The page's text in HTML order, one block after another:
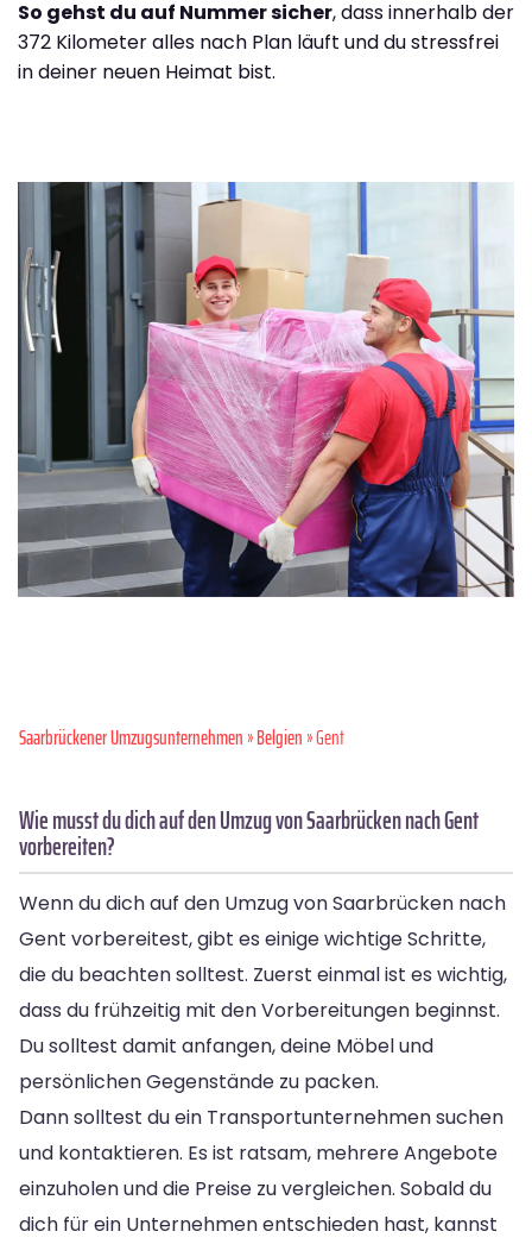
So gehst du auf Nummer sicher, dass innerhalb der
372 Kilometer alles nach Plan läuft und du stressfrei
in deiner neuen Heimat bist.
Saarbrückener Umzugsunternehmen»Belgien» Gent
Wie musst du dich auf den Umzug von Saarbrücken nach Gent
vorbereiten?
Wenn du dich auf den Umzug von Saarbrücken nach
Gent vorbereitest, gibt es einige wichtige Schritte,
die du beachten solltest. Zuerst einmal ist es wichtig,
dass du frühzeitig mit den Vorbereitungen beginnst.
Du solltest damit anfangen, deine Möbel und
persönlichen Gegenstände zu packen.
Dann solltest du ein Transportunternehmen suchen
und kontaktieren. Es ist ratsam, mehrere Angebote
einzuholen und die Preise zu vergleichen. Sobald du
dich für ein Unternehmen entschieden hast, kannst